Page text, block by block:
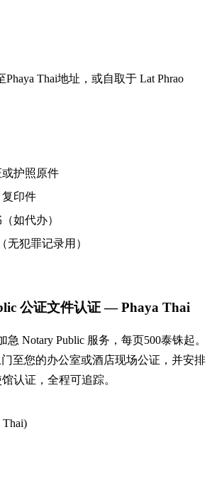
Phaya Thai地址，或自取于 Lat Phrao
护照原件
印件
如代办）
无犯罪记录用）
公证文件认证 — Phaya Thai
急 Notary Public 服务，每页500泰铢起。
至您的办公室或酒店现场公证，并安排
认证，全程可追踪。